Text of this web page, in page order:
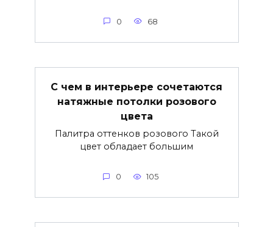
0 68
С чем в интерьере сочетаются
натяжные потолки розового
цвета
Палитра оттенков розового Такой
цвет обладает большим
0 105